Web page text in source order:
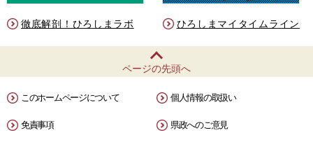
徹底解剖！ひろしまラボ ひろしまマイタイムライン
ページの先頭へ
このホームページについて 個人情報の取扱い
免責事項 県政へのご意見